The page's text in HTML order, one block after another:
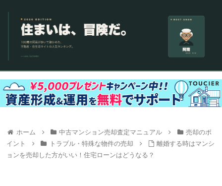
ホーム 中古マンション売却査定マニュアル
売却のポ
イント
トラブル・特殊な物件の売却
離婚する時はマンシ
ョンを売却した方がいい！住宅ローンはどうなる？